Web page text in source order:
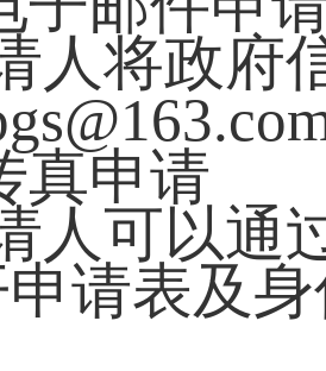
人将政府
真申请
人可以通
请表及